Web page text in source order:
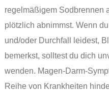
regelmäßigem Sodbrennen
plötzlich abnimmst. Wenn
und/oder Durchfall leidest,
bemerkst, solltest du dich
wenden. Magen-Darm-
Reihe von Krankheiten